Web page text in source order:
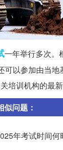
一年举行多次。
可以参加由当
培训机构的最
似问题：
年考试时间何